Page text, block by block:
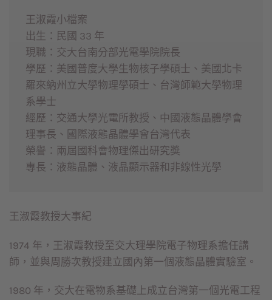
王淑霞小檔案
出生：民國 33 年
現職：交大台南分部光電學院院長
學歷：美國普度大學生物核子學碩士、美國北卡
羅來納州立大學物理學碩士、台灣師範大學物理
系學士
經歷：交通大學光電所教授、中國液態晶體學會
理事長、國際液態晶體學會台灣代表
榮譽：兩屆國科會物理傑出研究獎
專長：液態晶體、液晶顯示器和非線性光學
王淑霞教授大事紀
1974 年，王淑霞教授至交大理學院電子物理系擔任講
師，並與周勝次教授建立國內第一個液態晶體實驗室。
1980 年，交大在電物系基礎上成立台灣第一個光電工程